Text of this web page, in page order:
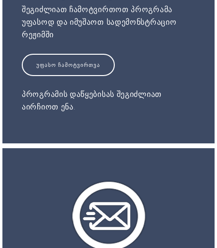
შეგიძლიათ ჩამოტვირთოთ პროგრამა
უფასოდ და იმუშაოთ სადემონსტრაციო
რეჟიმში
ᲣᲤᲐᲡᲝ ᲩᲐᲛᲝᲢᲕᲘᲠᲗᲕᲐ
პროგრამის დაწყებისას შეგიძლიათ
აირჩიოთ ენა.